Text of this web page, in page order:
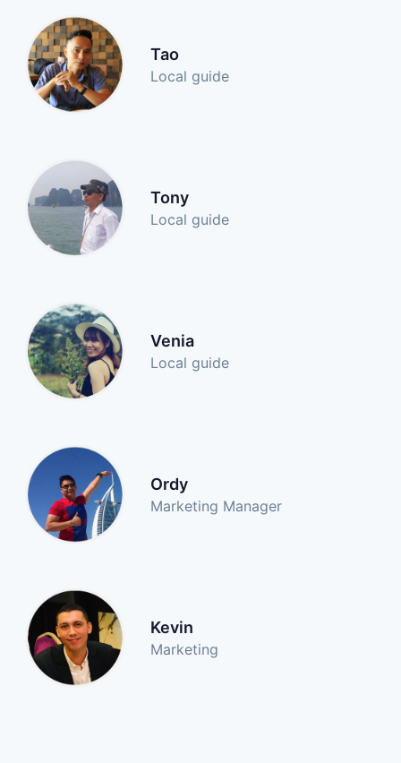
Tao
Local guide
Tony
Local guide
Venia
Local guide
Ordy
Marketing Manager
Kevin
Marketing